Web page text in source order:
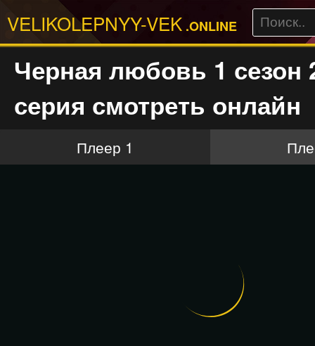
VELIKOLEPNYY-VEK .ONLINE
Черная любовь 1 сезон
серия смотреть онлайн
Плеер 1